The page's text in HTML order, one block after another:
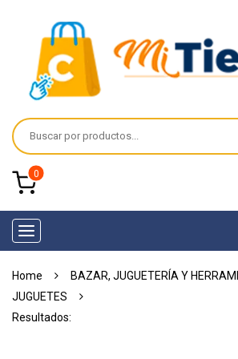
0
Toggle
navigation
Home
BAZAR, JUGUETERÍA Y
JUGUETES